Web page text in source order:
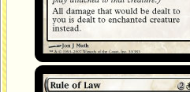
Autorité de la loi